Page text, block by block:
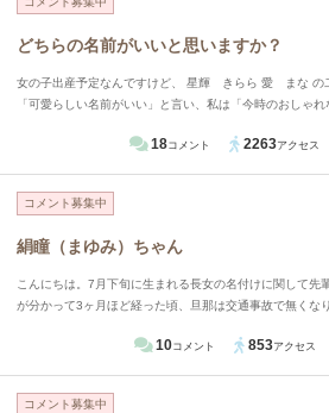
どちらの名前がいいと思いますか？
女の子出産予定なんですけど、 星輝 きらら 愛 まな の
「可愛らしい名前がいい」と言い、私は「今時のおしゃ
18コメント 2263アクセス
コメント募集中
絹瞳（まゆみ）ちゃん
こんにちは。7月下旬に生まれる長女の名付けに関して先
が分かって3ヶ月ほど経った頃、旦那は交通事故で無くな
みたいと母親に伝えたら了承してくれました。名前に関
います。だけど、生前の旦那と、「女の子だったら絹瞳可
10コメント 853アクセス
コメント募集中